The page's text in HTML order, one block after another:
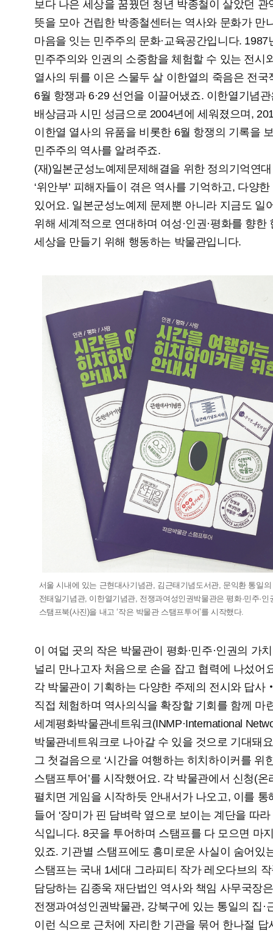
보다 나은 세상을 꿈꿨던 청년 박종철이 살았던
뜻을 모아 건립한 박종철센터는 역사와 문화가 만
마음을 잇는 민주주의 문화·교육공간입니다.
민주주의와 인권의 소중함을 체험할 수 있는 전시
열사의 뒤를 이은 스물두 살 이한열의 죽음은 전
6월 항쟁과 6·29 선언을 이끌어냈죠. 이한열기념
배상금과 시민 성금으로 2004년에 세워졌으며,
이한열 열사의 유품을 비롯한 6월 항쟁의 기록을
민주주의 역사를 알려주죠.
(재)일본군성노예제문제해결을 위한 정의기억연
‘위안부’ 피해자들이 겪은 역사를 기억하고, 다양
있어요. 일본군성노예제 문제뿐 아니라 지금도 일
위해 세계적으로 연대하며 여성·인권·평화를 향
세상을 만들기 위해 행동하는 박물관입니다.
서울 시내에 있는 근현대사기념관, 김근태기념도서관, 문익환 통일
전태일기념관, 이한열기념관, 전쟁과여성인권박물관은 평화·민주·
스탬프북(사진)을 내고 ‘작은 박물관 스탬프투어’를 시작했다.
이 여덟 곳의 작은 박물관이 평화·민주·인권의 가
널리 만나고자 처음으로 손을 잡고 협력에 나섰어
각 박물관이 기획하는 다양한 주제의 전시와 답
직접 체험하며 역사의식을 확장할 기회를 함께 마
세계평화박물관네트워크(INMP·International
박물관네트워크로 나아갈 수 있을 것으로 기대돼
그 첫걸음으로 ‘시간을 여행하는 히치하이커를 위
스탬프투어’를 시작했어요. 각 박물관에서 신청(
펼치면 게임을 시작하듯 안내서가 나오고, 이를
들어 ‘장미가 핀 담벼락 옆으로 보이는 계단을 따
식입니다. 8곳을 투어하며 스탬프를 다 모으면 마
있죠. 기관별 스탬프에도 흥미로운 사실이 숨어있
스탬프는 국내 1세대 그라피티 작가 레오다브의
담당하는 김종욱 재단법인 역사와 책임 사무국장
전쟁과여성인권박물관, 강북구에 있는 통일의 집
이런 식으로 근처에 자리한 기관을 묶어 한나절